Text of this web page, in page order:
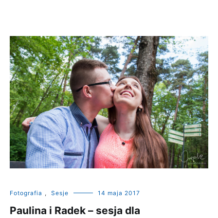
Fotografia , Sesje 14 maja 2017
Paulina i Radek – sesja dla